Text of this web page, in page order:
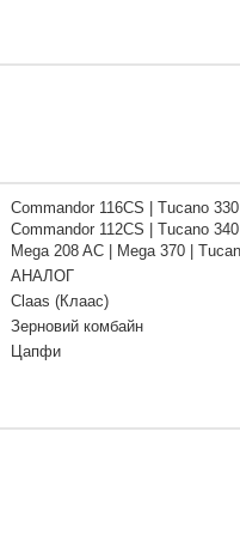
Commandor 116CS | Tucano
Commandor 112CS | Tucano
Mega 208 AC | Mega 370 |
АНАЛОГ
Claas (Клаас)
Зерновий комбайн
Цапфи